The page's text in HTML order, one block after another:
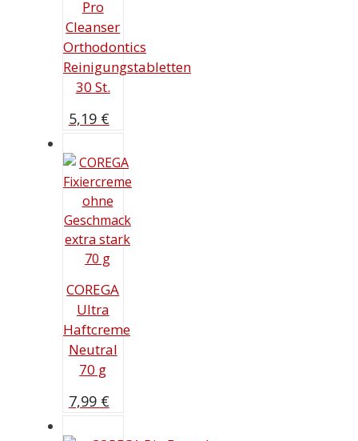
Pro
Cleanser
Orthodontics
Reinigungstabletten
30 St.
5,19 €
COREGA
Ultra
Haftcreme
Neutral
70 g
7,99 €